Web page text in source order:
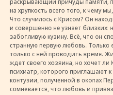
на хрупкость всего того, к чему
Что случилось с Крисом? Он
и совершенно не узнает
заботливую кузину. Всё, что он
странную первую любовь. Только
только с ней проводить время.
ждет своего хозяина, но хочет
психиатр, которого приглашают
контузии, полученной в окопах
сомневается, что любовь и